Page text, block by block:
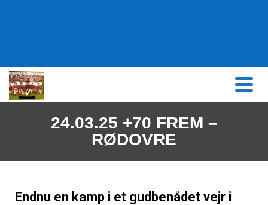
24.03.25 +70 FREM –
RØDOVRE
Endnu en kamp i et gudbenådet vejr i